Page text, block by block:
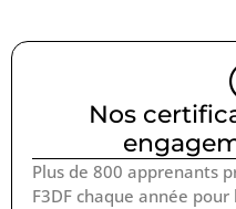
Nos
Plus de 800 apprenants
F3DF chaque année